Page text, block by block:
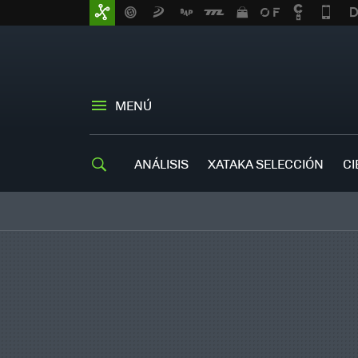
MENÚ
ANÁLISIS XATAKA SELECCIÓN